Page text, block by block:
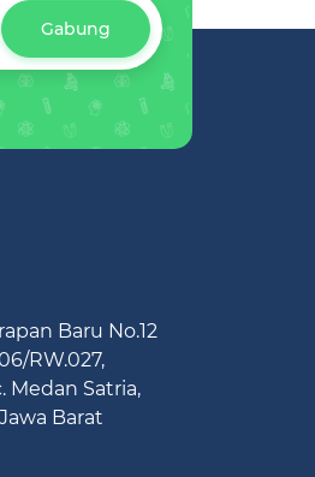
Gabung
Baru No.12
RW.027,
Medan Satria,
Barat